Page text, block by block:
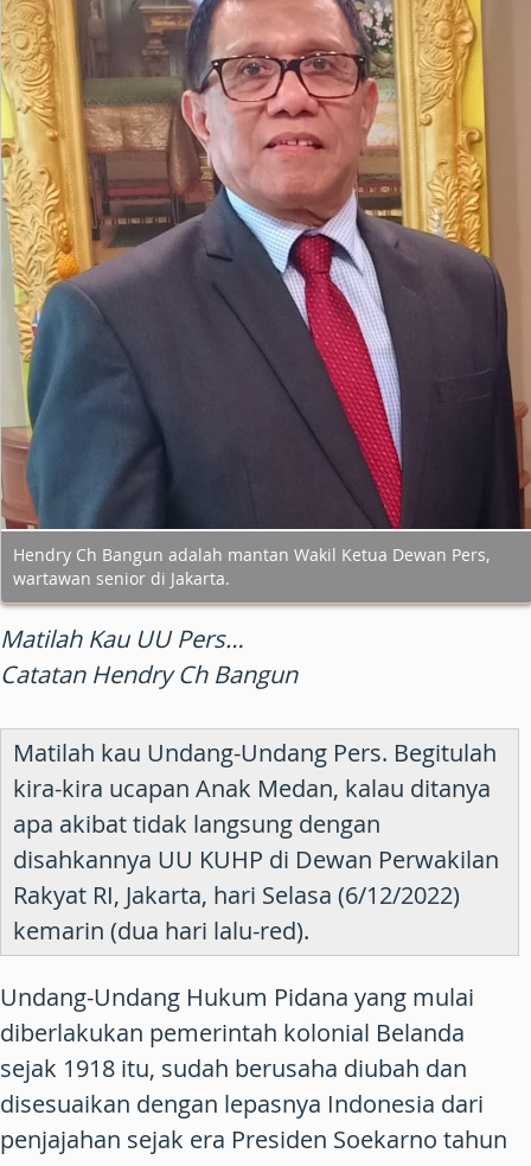
Hendry Ch Bangun adalah mantan Wakil Ketua Dewan Pers,
wartawan senior di Jakarta.
Matilah Kau UU Pers…
Catatan Hendry Ch Bangun
Matilah kau Undang-Undang Pers. Begitulah
kira-kira ucapan Anak Medan, kalau ditanya
apa akibat tidak langsung dengan
disahkannya UU KUHP di Dewan Perwakilan
Rakyat RI, Jakarta, hari Selasa (6/12/2022)
kemarin (dua hari lalu-red).
Undang-Undang Hukum Pidana yang mulai
diberlakukan pemerintah kolonial Belanda
sejak 1918 itu, sudah berusaha diubah dan
disesuaikan dengan lepasnya Indonesia dari
penjajahan sejak era Presiden Soekarno tahun